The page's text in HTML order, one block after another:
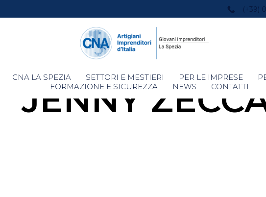
(+39)
Skip
to
CNA LA SPEZIA SETTORI E MESTIERI PER LE IMPRESE
FORMAZIONE E SICUREZZA
NEWS CONTATTI
JENNY